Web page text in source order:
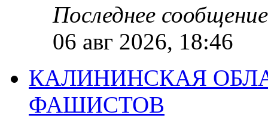
Последнее сообщение
06 авг 2026, 18:46
КАЛИНИНСКАЯ
ФАШИСТОВ